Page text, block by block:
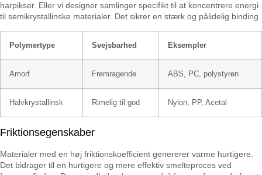
harpikser. Eller vi designer samlinger specifikt til at koncentrere energi
til semikrystallinske materialer. Det sikrer en stærk og pålidelig binding.
Polymertype Svejsbarhed Eksempler
Amorf Fremragende ABS, PC, polystyren
Halvkrystallinsk Rimelig til god Nylon, PP, Acetal
Friktionsegenskaber
Materialer med en høj friktionskoefficient genererer varme hurtigere.
Det bidrager til en hurtigere og mere effektiv smelteproces ved